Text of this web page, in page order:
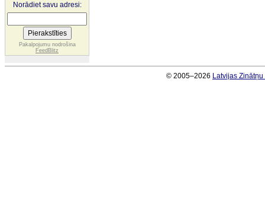
Norādiet savu adresi:
Pakalpojumu nodrošina
FeedBlitz
© 2005–2026 Latvijas